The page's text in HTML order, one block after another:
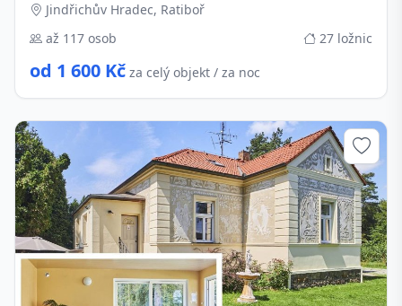
Jindřichův Hradec, Ratiboř
až 117 osob
27 ložnic
od 1 600 Kč za celý objekt / za noc